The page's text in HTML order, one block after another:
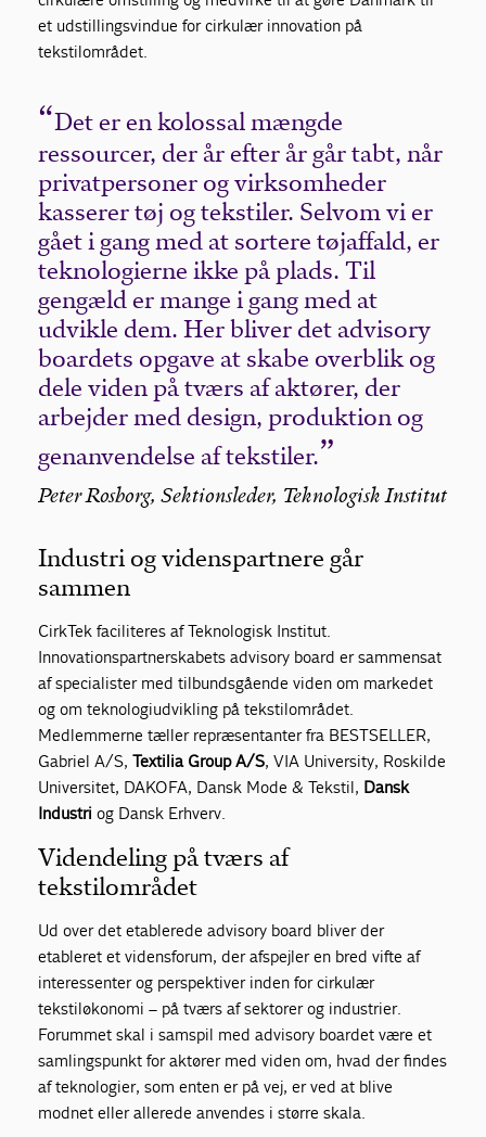
et udstillingsvindue for cirkulær innovation på
tekstilområdet.
Det er en kolossal mængde
ressourcer, der år efter år går tabt, når
privatpersoner og virksomheder
kasserer tøj og tekstiler. Selvom vi er
gået i gang med at sortere tøjaffald, er
teknologierne ikke på plads. Til
gengæld er mange i gang med at
udvikle dem. Her bliver det advisory
boardets opgave at skabe overblik og
dele viden på tværs af aktører, der
arbejder med design, produktion og
genanvendelse af tekstiler.
Peter Rosborg, Sektionsleder, Teknologisk Institut
Industri og videnspartnere går
sammen
CirkTek faciliteres af Teknologisk Institut.
Innovationspartnerskabets advisory board er sammensat
af specialister med tilbundsgående viden om markedet
og om teknologiudvikling på tekstilområdet.
Medlemmerne tæller repræsentanter fra BESTSELLER,
Gabriel A/S,Textilia Group A/S, VIA University, Roskilde
Universitet, DAKOFA, Dansk Mode & Tekstil, Dansk
Industri og Dansk Erhverv.
Videndeling på tværs af
tekstilområdet
Ud over det etablerede advisory board bliver der
etableret et vidensforum, der afspejler en bred vifte af
interessenter og perspektiver inden for cirkulær
tekstiløkonomi – på tværs af sektorer og industrier.
Forummet skal i samspil med advisory boardet være et
samlingspunkt for aktører med viden om, hvad der findes
af teknologier, som enten er på vej, er ved at blive
modnet eller allerede anvendes i større skala.